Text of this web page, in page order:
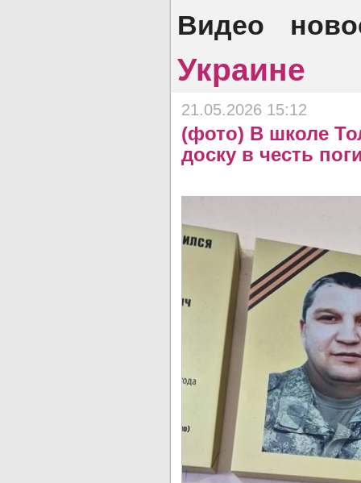
Видео
Украине
21.05.2026 15:12
(фото) В школе
доску в честь